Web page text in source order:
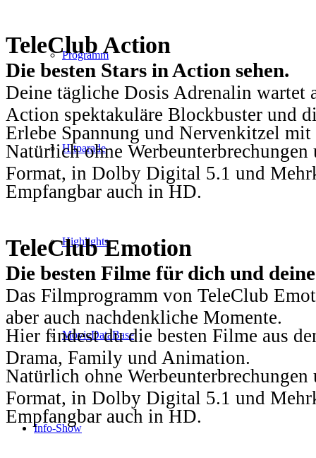
Programm
Hitparade
Highlights
MovieDataBase
Info-Show
TeleClub Action
Die besten Stars in Action sehen.
Deine tägliche Dosis Adrenalin wartet
Action spektakuläre Blockbuster und
Erlebe Spannung und Nervenkitzel
Natürlich ohne
Format, in Dolby Digital 5.1 und
Empfangbar auch in HD.
TeleClub Emotion
Die besten Filme für dich und
Das Filmprogramm von TeleClub
aber auch nachdenkliche Momente.
Hier findest du die besten Filme aus
Drama, Family und Animation.
Natürlich ohne
Format, in Dolby Digital 5.1 und
Empfangbar auch in HD.